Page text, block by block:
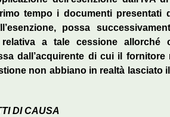
tempo i documenti presentati
possa
relativa a tale cessione allorché
dall’acquirente di cui il
non abbiano in realtà lasciato
DI CAUSA